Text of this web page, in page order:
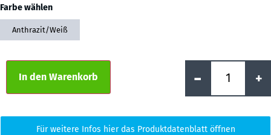
Farbe wählen
Anthrazit/Weiß
- +
In den Warenkorb
Für weitere Infos hier das Produktdatenblatt öffnen